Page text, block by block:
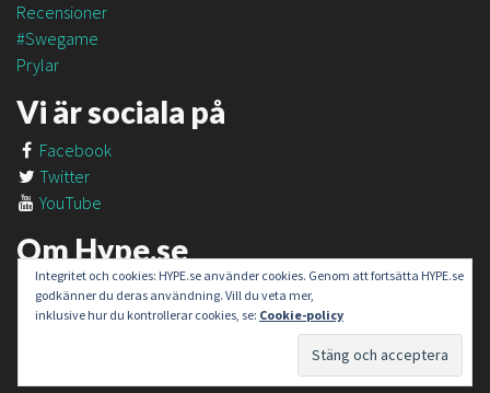
Recensioner
#Swegame
Prylar
Vi är sociala på
Facebook
Twitter
YouTube
Om Hype.se
Om oss
Om #SweGame
Integritet och cookies: HYPE.se använder cookies. Genom att fortsätta HYPE.se
godkänner du deras användning. Vill du veta mer,
inklusive hur du kontrollerar cookies, se: Cookie-policy